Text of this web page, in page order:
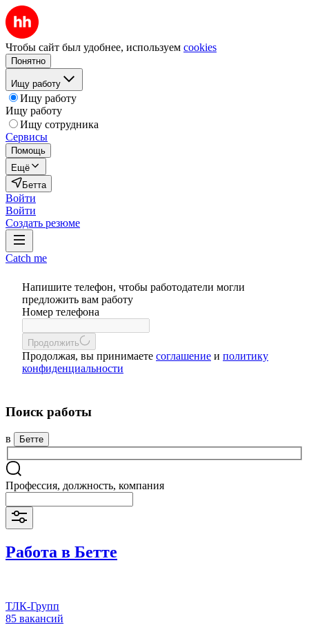
Чтобы сайт был удобнее, используем cookies
Понятно
Ищу работу
Ищу работу
Ищу работу
Ищу сотрудника
Сервисы
Помощь
Ещё
Бетта
Войти
Войти
Создать резюме
Catch me
Напишите телефон, чтобы работодатели могли
предложить вам работу
Номер телефона
Продолжить
Продолжая, вы принимаете соглашение и политику
конфиденциальности
Поиск работы
в Бетте
Профессия, должность, компания
Работа в Бетте
ТЛК-Групп
85 вакансий